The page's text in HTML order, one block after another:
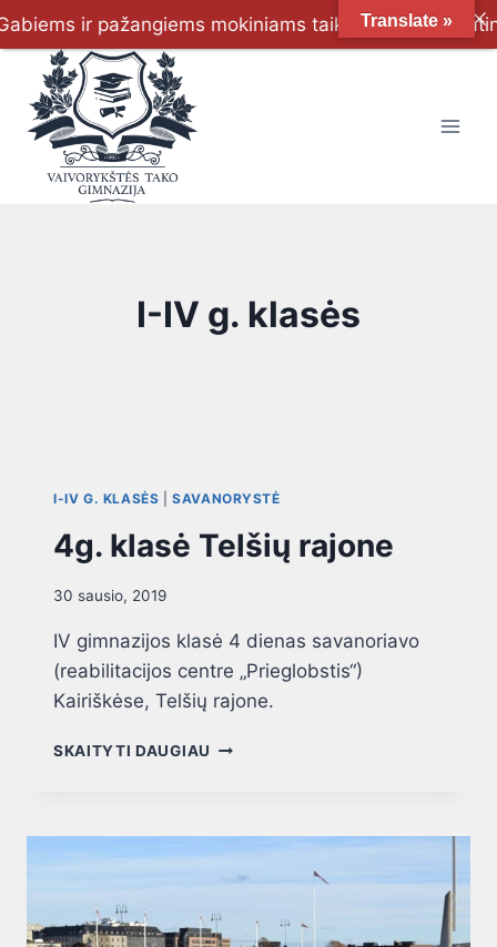
I-IV g. klasės
I-IV G. KLASĖS |SAVANORYSTĖ
4g. klasė Telšių rajone
30 sausio, 2019
IV gimnazijos klasė 4 dienas savanoriavo
(reabilitacijos centre „Prieglobstis“)
Kairiškėse, Telšių rajone.
SKAITYTI DAUGIAU
ir pažangiems mokiniams taikoma šeimų
Translate »